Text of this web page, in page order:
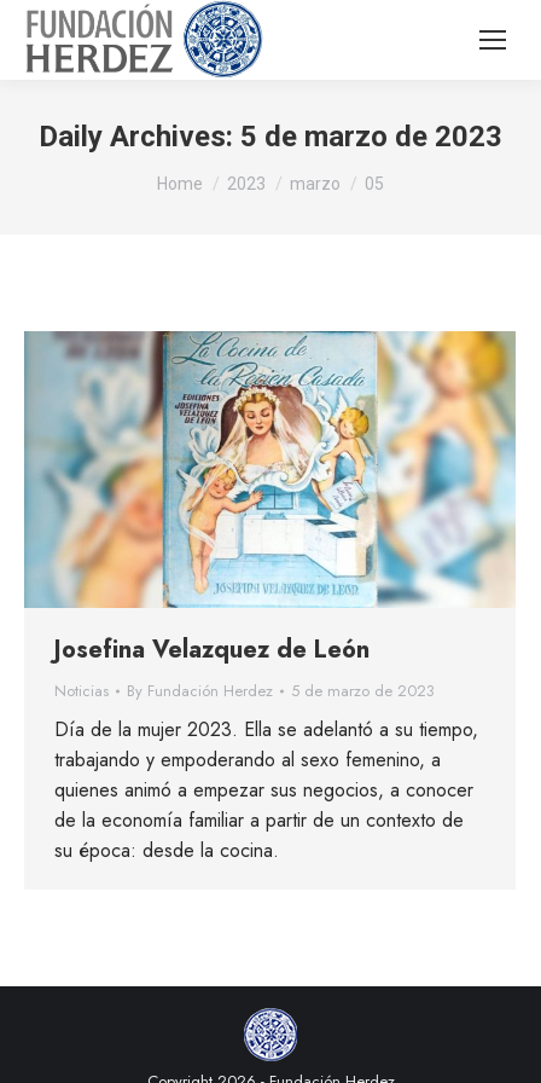
Daily Archives: 5 de marzo de 2023
You are here:
Home 2023 marzo 05
Josefina Velazquez de León
Noticias By Fundación Herdez 5 de marzo de 2023
Día de la mujer 2023. Ella se adelantó a su tiempo,
trabajando y empoderando al sexo femenino, a
quienes animó a empezar sus negocios, a conocer
de la economía familiar a partir de un contexto de
su época: desde la cocina.